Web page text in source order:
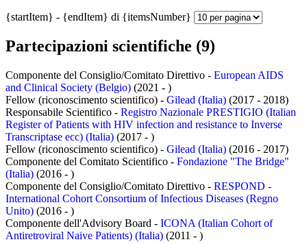
{startItem} - {endItem} di {itemsNumber}
Partecipazioni scientifiche (9)
Componente del Consiglio/Comitato Direttivo - European AIDS
and Clinical Society (Belgio) (2021 - )
Fellow (riconoscimento scientifico) - Gilead (Italia) (2017 - 2018)
Responsabile Scientifico - Registro Nazionale PRESTIGIO (Italian
Register of Patients with HIV infection and resistance to Inverse
Transcriptase ecc) (Italia) (2017 - )
Fellow (riconoscimento scientifico) - Gilead (Italia) (2016 - 2017)
Componente del Comitato Scientifico - Fondazione "The Bridge"
(Italia) (2016 - )
Componente del Consiglio/Comitato Direttivo - RESPOND -
International Cohort Consortium of Infectious Diseases (Regno
Unito) (2016 - )
Componente dell'Advisory Board - ICONA (Italian Cohort of
Antiretroviral Naive Patients) (Italia) (2011 - )